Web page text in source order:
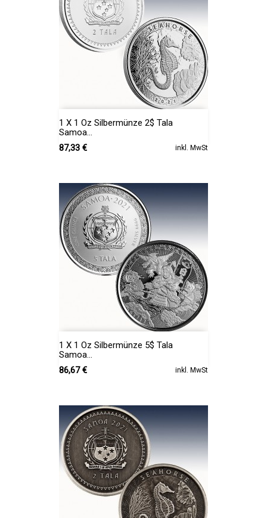
1 X 1 Oz Silbermünze 2$ Tala
Samoa...
Preis
87,33 € inkl. MwSt
1 X 1 Oz Silbermünze 5$ Tala
Samoa...
Preis
86,67 € inkl. MwSt